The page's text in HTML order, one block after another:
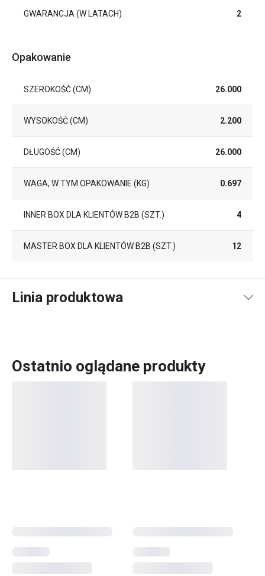
GWARANCJA (W LATACH) 2
Opakowanie
SZEROKOŚĆ (CM) 26.000
WYSOKOŚĆ (CM) 2.200
DŁUGOŚĆ (CM) 26.000
WAGA, W TYM OPAKOWANIE (KG) 0.697
INNER BOX DLA KLIENTÓW B2B (SZT.) 4
MASTER BOX DLA KLIENTÓW B2B (SZT.) 12
Linia produktowa
Ostatnio oglądane produkty